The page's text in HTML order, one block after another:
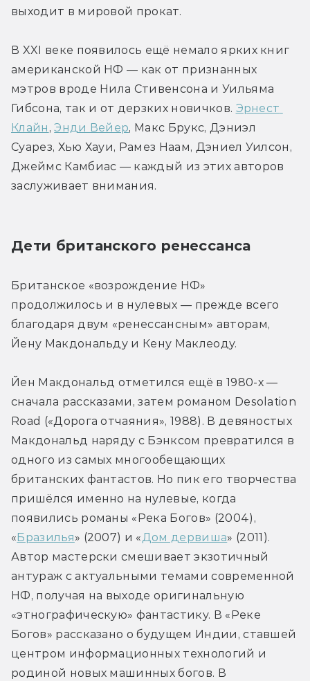
выходит в мировой прокат.
В XXI веке появилось ещё немало ярких книг
американской НФ — как от признанных
мэтров вроде Нила Стивенсона и Уильяма
Гибсона, так и от дерзких новичков. Эрнест
Клайн , Энди Вейер, Макс Брукс, Дэниэл
Суарез, Хью Хауи, Рамез Наам, Дэниел Уилсон,
Джеймс Камбиас — каждый из этих авторов
заслуживает внимания.
Дети британского ренессанса
Британское «возрождение НФ»
продолжилось и в нулевых — прежде всего
благодаря двум «ренессансным» авторам,
Йену Макдональду и Кену Маклеоду.
Йен Макдональд отметился ещё в 1980-х —
сначала рассказами, затем романом Desolation
Road («Дорога отчаяния», 1988). В девяностых
Макдональд наряду с Бэнксом превратился в
одного из самых многообещающих
британских фантастов. Но пик его творчества
пришёлся именно на нулевые, когда
появились романы «Река Богов» (2004),
«Бразилья» (2007) и «Дом дервиша» (2011).
Автор мастерски смешивает экзотичный
антураж с актуальными темами современной
НФ, получая на выходе оригинальную
«этнографическую» фантастику. В «Реке
Богов» рассказано о будущем Индии, ставшей
центром информационных технологий и
родиной новых машинных богов. В